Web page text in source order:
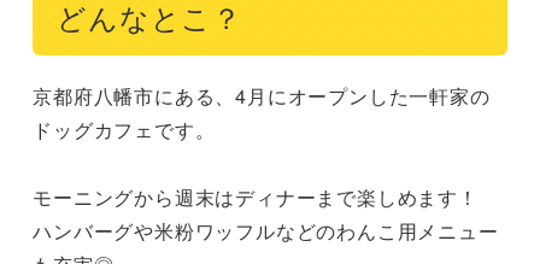
どんなとこ？
京都府八幡市にある、4月にオープンした一軒家の
ドッグカフェです。
モーニングから週末はディナーまで楽しめます！
ハンバーグや米粉ワッフルなどのわんこ用メニュー